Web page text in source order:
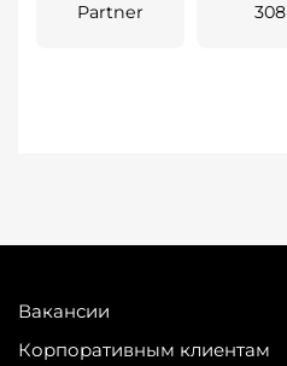
Partner 308
Вакансии
Корпоративным клиентам